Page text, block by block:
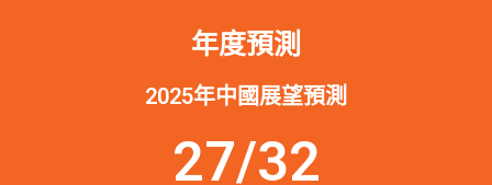
年度預測
2025年中國展望預測
27/32